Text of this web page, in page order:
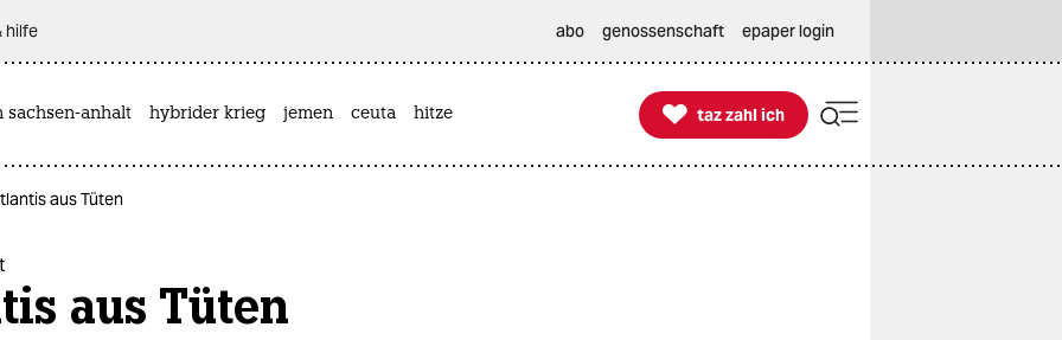
hilfe abo genossenschaft epaper login
sachsen-anhalt hybrider krieg jemen ceuta hitze 
taz zahl ich
taz zahl ich
aus Tüten
aus Tüten